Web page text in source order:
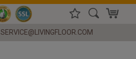
SERVICE@LIVINGFLOOR.COM